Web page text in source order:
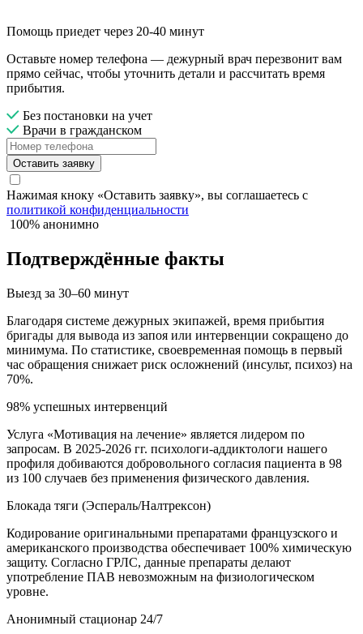
Помощь приедет через 20-40 минут
Оставьте номер телефона — дежурный врач перезвонит вам
прямо сейчас, чтобы уточнить детали и рассчитать время
прибытия.
Без постановки на учет
Врачи в гражданском
Оставить заявку
Нажимая кноку «Оставить заявку», вы соглашаетесь с
политикой конфиденциальности
100% анонимно
Подтверждённые факты
Выезд за 30–60 минут
Благодаря системе дежурных экипажей, время прибытия
бригады для вывода из запоя или интервенции сокращено до
минимума. По статистике, своевременная помощь в первый
час обращения снижает риск осложнений (инсульт, психоз) на
70%.
98% успешных интервенций
Услуга «Мотивация на лечение» является лидером по
запросам. В 2025-2026 гг. психологи-аддиктологи нашего
профиля добиваются добровольного согласия пациента в 98
из 100 случаев без применения физического давления.
Блокада тяги (Эспераль/Налтрексон)
Кодирование оригинальными препаратами французского и
американского производства обеспечивает 100% химическую
защиту. Согласно ГРЛС, данные препараты делают
употребление ПАВ невозможным на физиологическом
уровне.
Анонимный стационар 24/7